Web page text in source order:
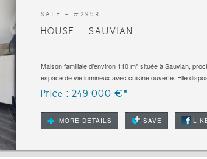
SALE - # 2953
HOUSE SAUVIAN
Maison familiale d’environ 110 m² située à Sauvian,
espace de vie lumineux avec cuisine ouverte. Elle
Price : 249 000 €*
MORE DETAILS SAVE